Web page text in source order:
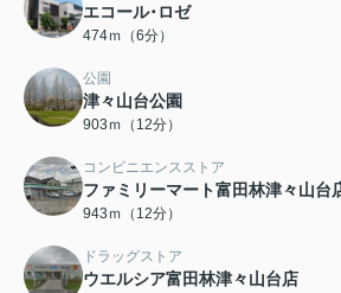
エコール･ロゼ
474ｍ（6分）
公園
津々山台公園
903ｍ（12分）
コンビニエンスストア
ファミリーマート富田林津々山台
943ｍ（12分）
ドラッグストア
ウエルシア富田林津々山台店